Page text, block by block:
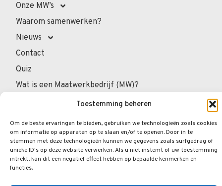
Toestemming beheren
Om de beste ervaringen te bieden, gebruiken we technologieën zoals cookies
om informatie op apparaten op te slaan en/of te openen. Door in te
stemmen met deze technologieën kunnen we gegevens zoals surfgedrag of
unieke ID's op deze website verwerken. Als u niet instemt of uw toestemming
intrekt, kan dit een negatief effect hebben op bepaalde kenmerken en
functies.
Onze MW’s
Waarom samenwerken?
Nieuws
Contact
Quiz
Wat is een Maatwerkbedrijf (MW)?
Voor overheidsadministratie
Voor privépersonen
Veelgestelde vragen